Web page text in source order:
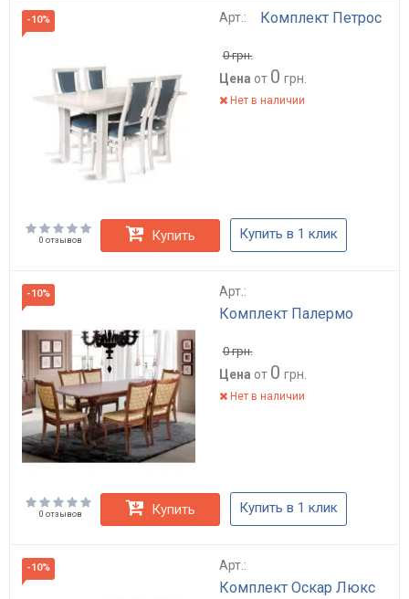
-10% Арт.: Комплект Петрос
0грн.
Цена от 0 грн.
Нет в наличии
0 отзывов Купить Купить в 1 клик
-10% Арт.:
Комплект Палермо
0грн.
Цена от 0 грн.
Нет в наличии
0 отзывов Купить Купить в 1 клик
-10% Арт.:
Комплект Оскар Люкс